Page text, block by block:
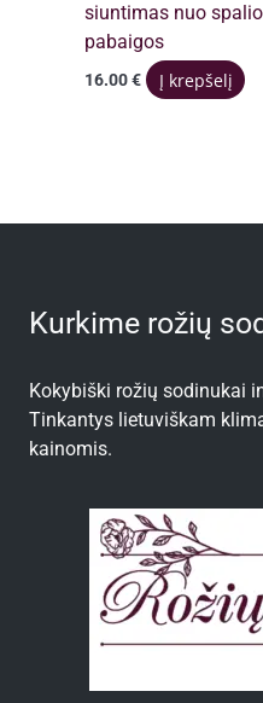
siuntimas nuo spalio
pabaigos
16.00€ Į krepšelį
Kurkime rožių
Kokybiški rožių sodinukai
Tinkantys lietuviškam
kainomis.